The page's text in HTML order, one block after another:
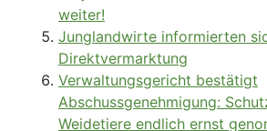
Landwirtschafts-Azubis
BBQ im Hof
Erntedank im Braunschweiger
Dankbarkeit, Dialog und
Abend der Region 2025 –
Austausch mit der Politik und